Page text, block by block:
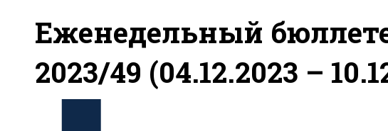
Еженедельный
2023/49 (04.12.2023 –